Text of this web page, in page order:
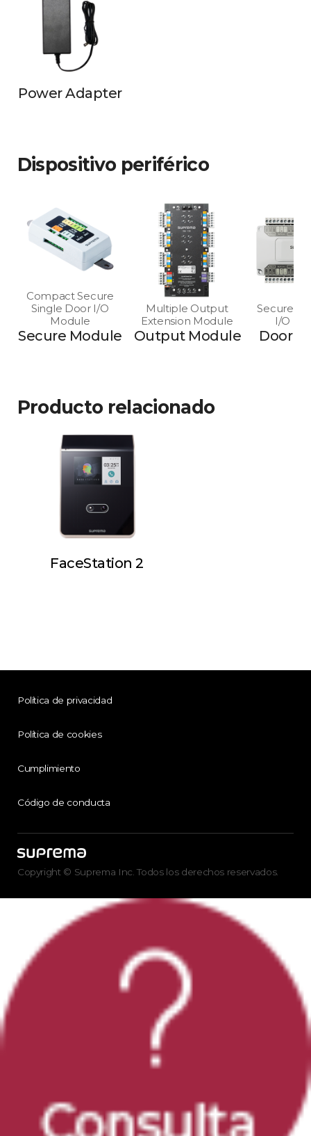
Power Adapter
Dispositivo periférico
Compact Secure
Single Door I/O
Module
Secure Module
Multiple Output
Extension Module
Output Module
Secure
I/O
Door
Producto relacionado
FaceStation 2
Política de privacidad
Política de cookies
Cumplimiento
Código de conducta
Copyright © Suprema Inc. Todos los derechos reservados.